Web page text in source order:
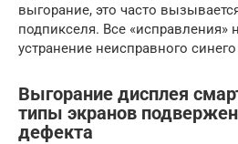
выгорание, это часто
подпикселя. Все «исправления»
устранение неисправного
Выгорание дисплея
типы экранов
дефекта